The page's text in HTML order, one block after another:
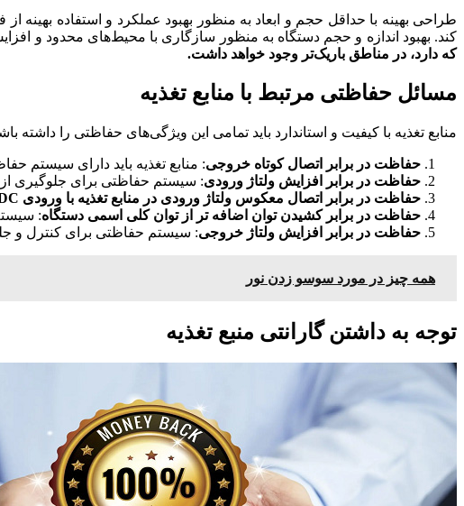
طراحی بهینه با حداقل حجم و ابعاد به منظور بهبود عملکرد و استفاده
کند. بهبود اندازه و حجم دستگاه به منظور سازگاری با محیط‌های محدود و
که دارد، در مناطق باریک‌تر وجود خواهد داشت.
مسائل حفاظتی مرتبط با منابع تغذیه
منابع تغذیه با کیفیت و استاندارد باید تمامی این ویژگی‌های حفاظتی را داشته
حفاظت در برابر اتصال کوتاه خروجی: منابع تغذیه باید دارای سیستم
حفاظت در برابر افزایش ولتاژ ورودی: سیستم حفاظتی برای جلوگیری از
حفاظت در برابر اتصال معکوس ولتاژ ورودی در منابع تغذیه با ورودی DC
حفاظت در برابر کشیدن توان اضافه تر از توان کلی اسمی دستگاه:
حفاظت در برابر افزایش ولتاژ خروجی: سیستم حفاظتی برای کنترل و
همه چیز در مورد سوسو زدن نور
توجه به داشتن گارانتی منبع تغذیه